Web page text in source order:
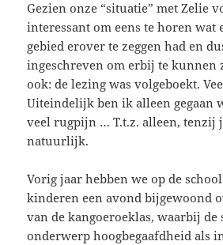
Gezien onze “situatie” met Zelie
interessant om eens te horen wat
gebied erover te zeggen had en
ingeschreven om erbij te kunnen
ook: de lezing was volgeboekt.
Uiteindelijk ben ik alleen gegaan
veel rugpijn … T.t.z. alleen, tenzij
natuurlijk.
Vorig jaar hebben we op de
kinderen een avond bijgewoond
van de kangoeroeklas, waarbij de
onderwerp hoogbegaafdheid als